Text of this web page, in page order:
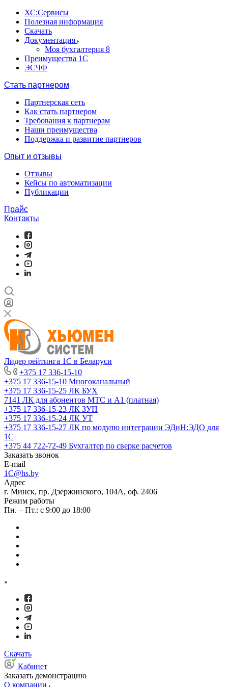
ХС:Сервисы
Полезная информация
Скачать
Документация
Моя бухгалтерия 8
Преимущества 1С
ЭСЧФ
Стать партнером
Партнерская сеть
Как стать партнером
Требования к партнерам
Наши преимущества
Поддержка и развитие партнеров
Опыт и отзывы
Отзывы
Кейсы по автоматизации
Публикации
Прайс
Контакты
Лидер рейтинга 1С в Беларуси
+375 17 336-15-10
+375 17 336-15-10 Многоканальный
+375 17 336-15-25 ЛК БУХ
7141 ЛК для абонентов МТС и А1 (платная)
+375 17 336-15-23 ЛК ЗУП
+375 17 336-15-24 ЛК УТ
+375 17 336-15-27 ЛК по модулю интеграции ЭДиН:ЭДО для
1С
+375 44 722-72-49 Бухгалтер по сверке расчетов
Заказать звонок
E-mail
1C@hs.by
Адрес
г. Минск, пр. Дзержинского, 104А, оф. 2406
Режим работы
Пн. – Пт.: с 9:00 до 18:00
Скачать
Кабинет
Заказать демонстрацию
О компании